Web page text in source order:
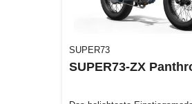
SUPER73
SUPER73-ZX